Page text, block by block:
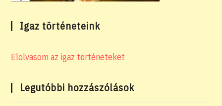
Igaz történeteink
Elolvasom az igaz történeteket
Legutóbbi hozzászólások